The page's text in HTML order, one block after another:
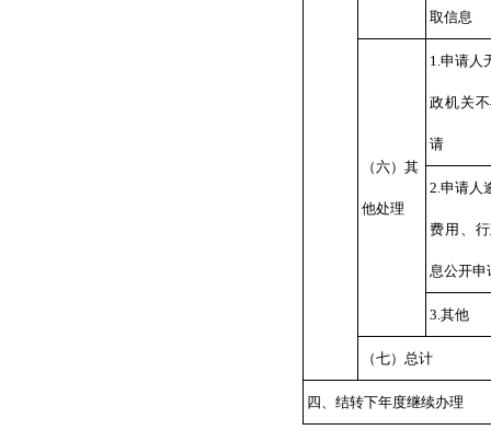
取信息
（六）其
他处理
1.申请人
政机关
请
2.申请人
费用、
息公开申
3.其他
（七）总计
四、结转下年度继续办理